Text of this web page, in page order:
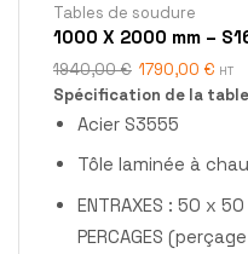
Tables de soudure
1000 X 2000 mm –
1940,00€ 1790,00 € HT
Spécification de la
Acier S3555
Tôle laminée à
ENTRAXES : 50 x 50
PERCAGES